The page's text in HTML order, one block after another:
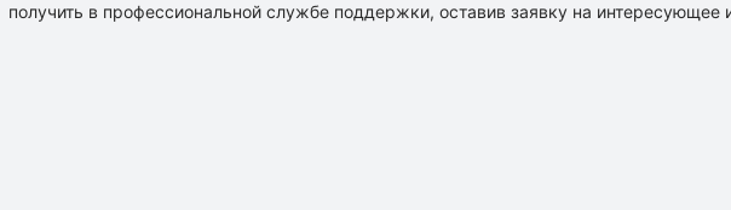
получить в профессиональной службе поддержки, оставив заявку на интересующее